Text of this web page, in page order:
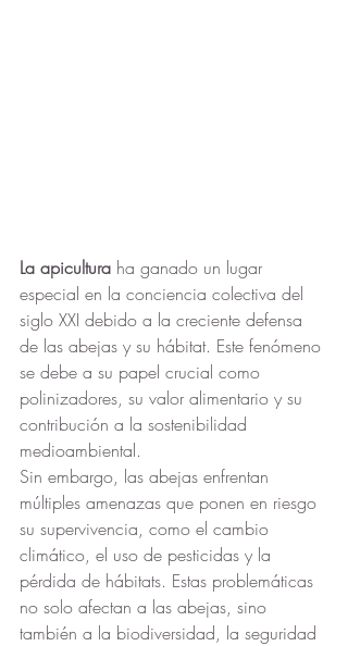
La apicultura ha ganado un lugar
especial en la conciencia colectiva del
siglo XXI debido a la creciente defensa
de las abejas y su hábitat. Este fenómeno
se debe a su papel crucial como
polinizadores, su valor alimentario y su
contribución a la sostenibilidad
medioambiental.
Sin embargo, las abejas enfrentan
múltiples amenazas que ponen en riesgo
su supervivencia, como el cambio
climático, el uso de pesticidas y la
pérdida de hábitats. Estas problemáticas
no solo afectan a las abejas, sino
también a la biodiversidad, la seguridad